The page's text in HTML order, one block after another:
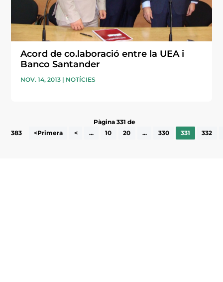
Acord de co.laboració entre la UEA i
Banco Santander
NOV. 14, 2013 | NOTÍCIES
Pàgina 331 de
383
<Primera < ... 10 20 ... 330 331 332